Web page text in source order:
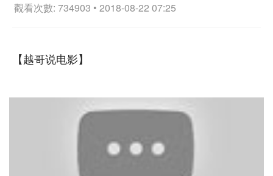
觀看次數: 734903 • 2018-08-22 07:25
【越哥说电影】